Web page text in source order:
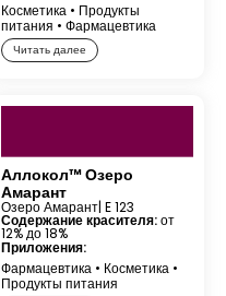
Косметика• Продукты
питания • Фармацевтика
Читать далее
Аллокол™ Озеро
Амарант
Озеро Амарант| E 123
Содержание красителя:от
12% до 18%
Приложения:
Фармацевтика• Косметика•
Продукты питания